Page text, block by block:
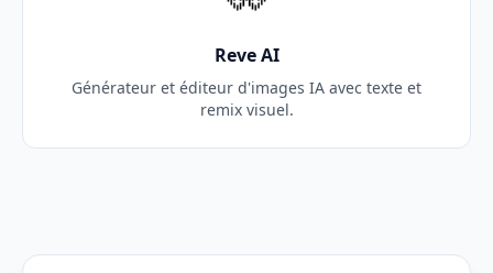
Reve AI
Générateur et éditeur d'images IA avec texte et
remix visuel.